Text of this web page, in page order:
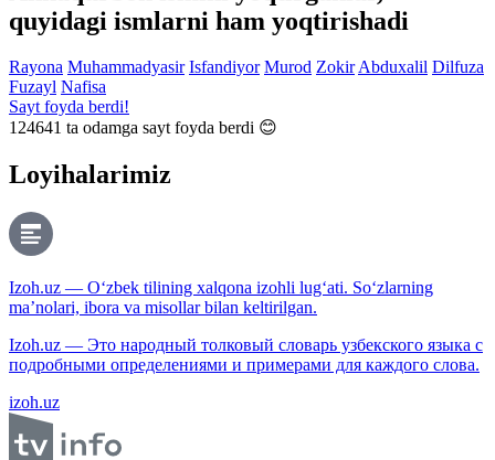
quyidagi ismlarni ham yoqtirishadi
Rayona Muhammadyasir Isfandiyor Murod ZokirAbduxalil Dilfuza
Fuzayl Nafisa
Sayt foyda berdi!
124641 ta odamga sayt foyda berdi 😊
Loyihalarimiz
Izoh.uz — O‘zbek tilining xalqona izohli lug‘ati. So‘zlarning
ma’nolari, ibora va misollar bilan keltirilgan.
Izoh.uz — Это народный толковый словарь узбекского языка с
подробными определениями и примерами для каждого слова.
izoh.uz